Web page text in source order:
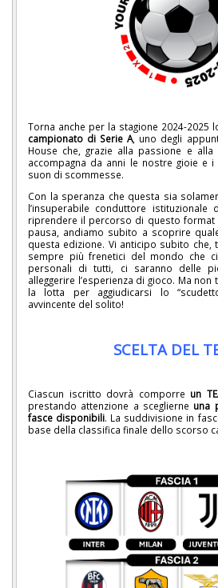
Torna anche per la stagione 2024-2025
campionato di Serie A, uno degli
House che, grazie alla passione e alla
accompagna da anni le nostre gioie e
suon di scommesse.
Con la speranza che questa sia
l’insuperabile conduttore
riprendere il percorso di questo format
pausa, andiamo subito a scoprire
questa edizione. Vi anticipo subito che,
sempre più frenetici del mondo che
personali di tutti, ci saranno delle
alleggerire l’esperienza di gioco. Ma
la lotta per aggiudicarsi lo
avvincente del solito!
SCELTA DEL
Ciascun iscritto dovrà comporre un
prestando attenzione a sceglierne una
fasce disponibili. La suddivisione in
base della classifica finale dello scorso